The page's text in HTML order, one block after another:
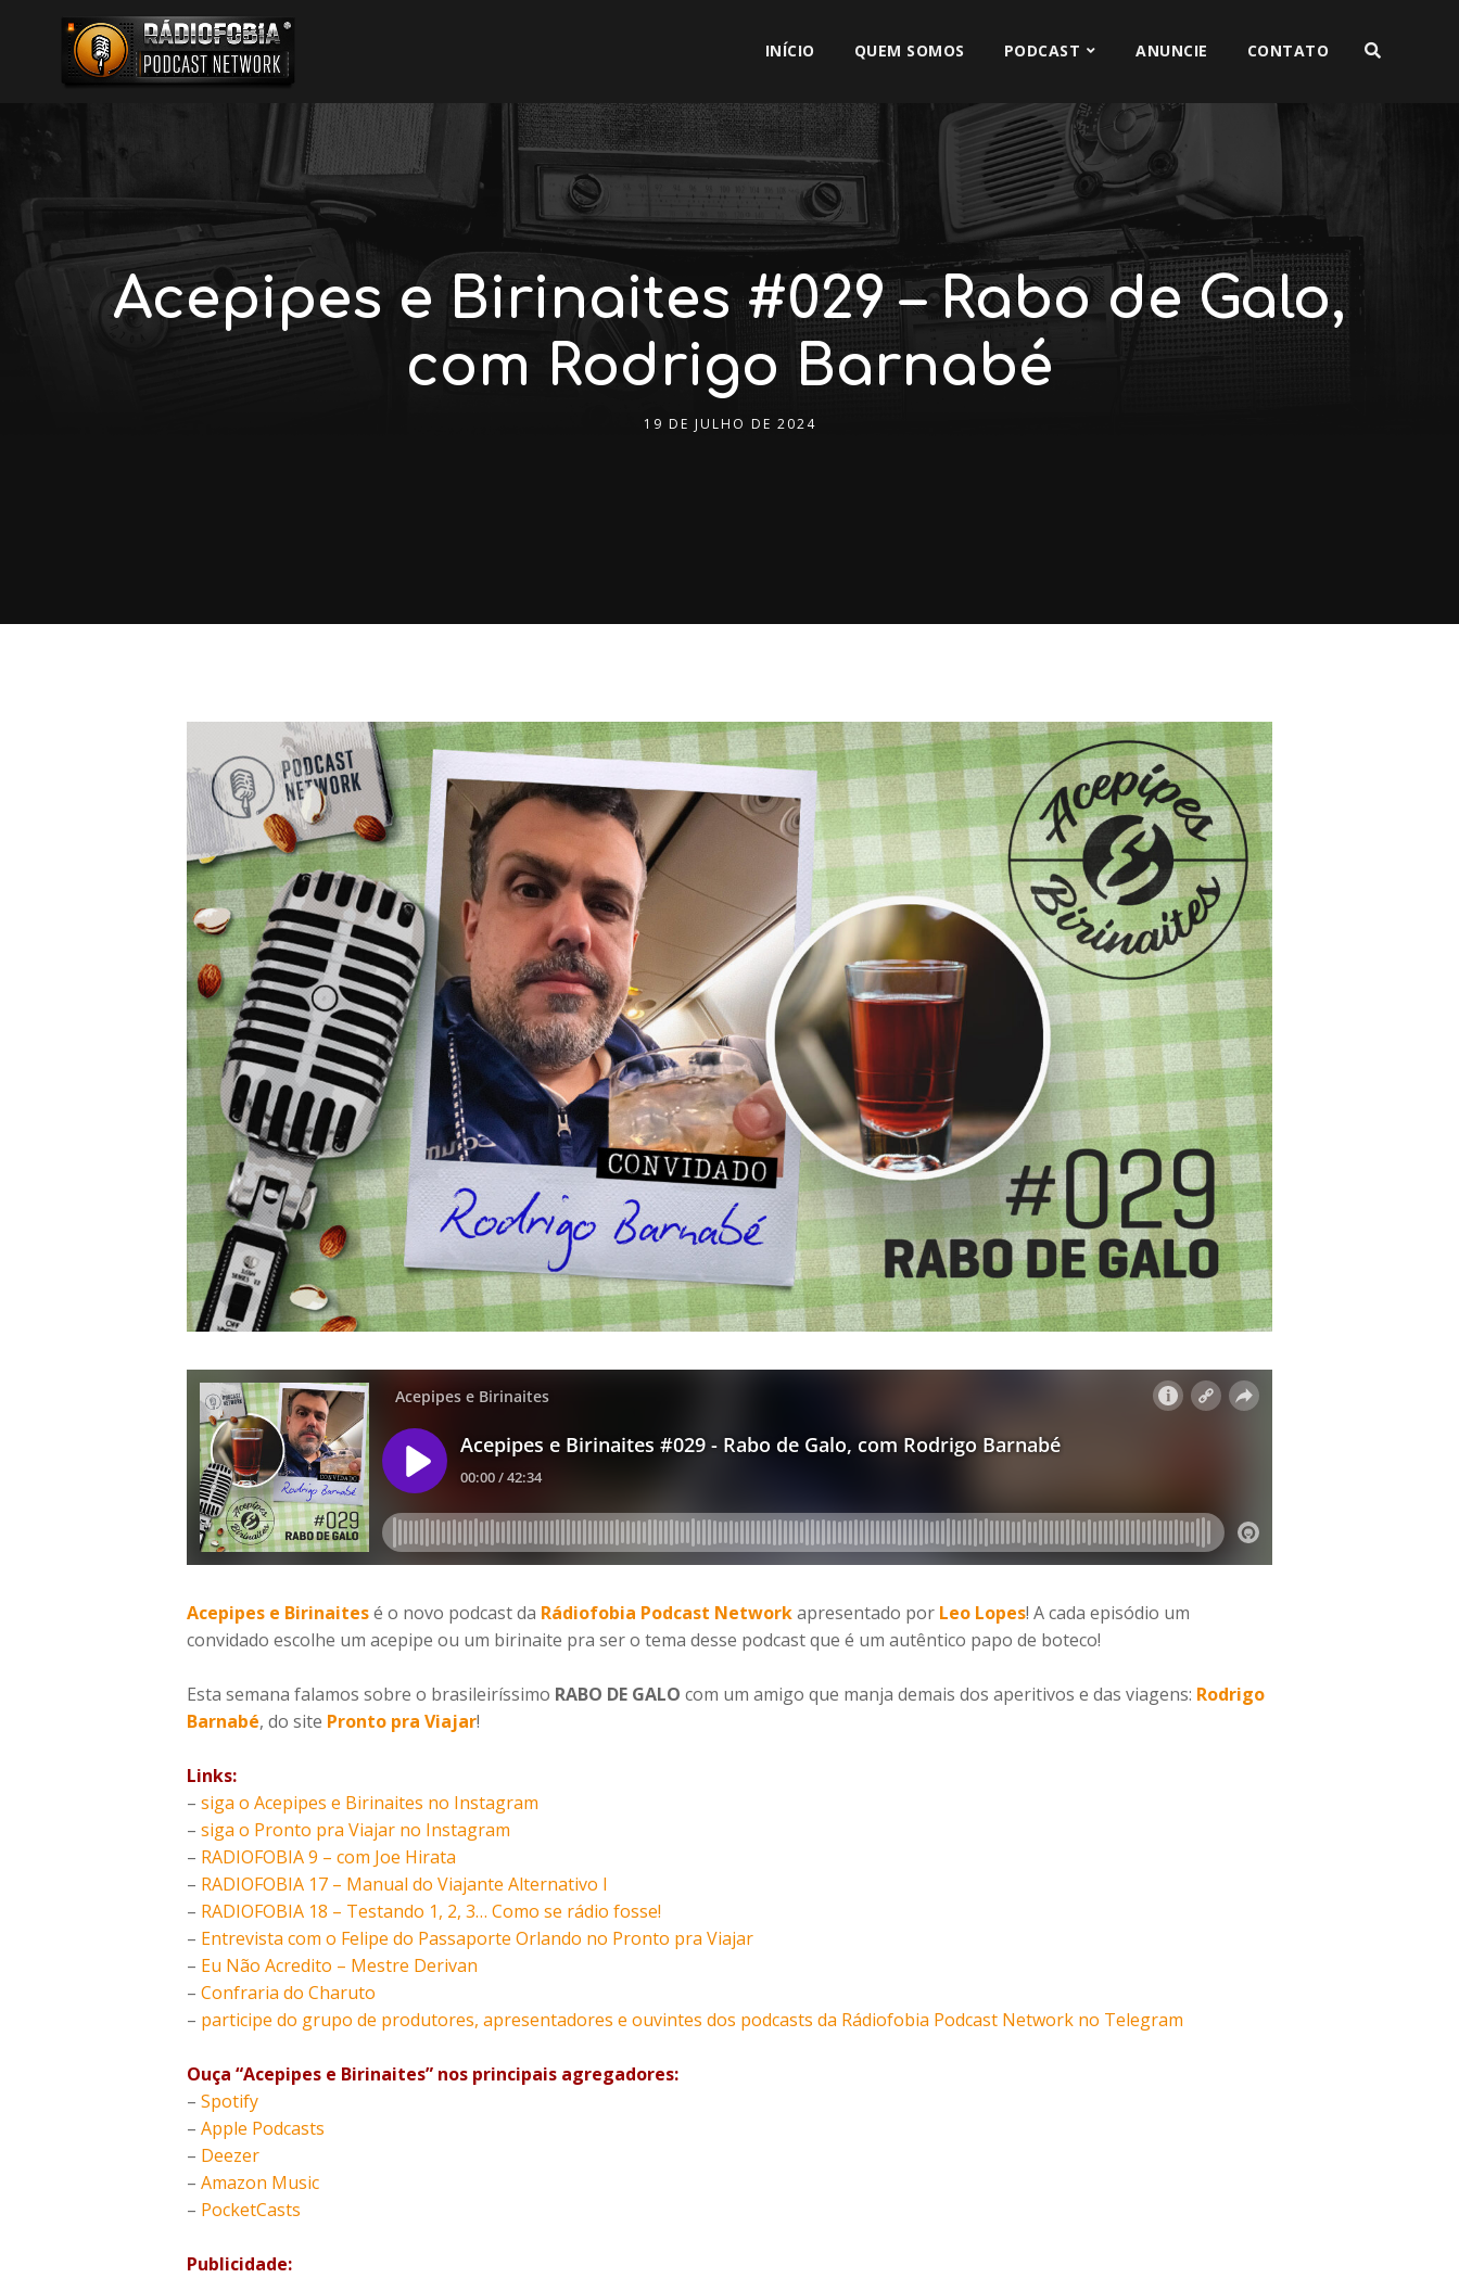
INÍCIO QUEM SOMOS PODCAST ANUNCIE CONTATO
Acepipes e Birinaites #029 – Rabo de Galo,
com Rodrigo Barnabé
19 DE JULHO DE 2024
Acepipes e Birinaitesé o novo podcast da Rádiofobia Podcast Networkapresentado por Leo Lopes! A cada episódio um
convidado escolhe um acepipe ou um birinaite pra ser o tema desse podcast que é um autêntico papo de boteco!
Esta semana falamos sobre o brasileiríssimo RABO DE GALO com um amigo que manja demais dos aperitivos e das viagens: Rodrigo
Barnabé, do site Pronto pra Viajar!
Links:
– siga o Acepipes e Birinaites no Instagram
– siga o Pronto pra Viajar no Instagram
– RADIOFOBIA 9 – com Joe Hirata
– RADIOFOBIA 17 – Manual do Viajante Alternativo I
– RADIOFOBIA 18 – Testando 1, 2, 3… Como se rádio fosse!
– Entrevista com o Felipe do Passaporte Orlando no Pronto pra Viajar
– Eu Não Acredito – Mestre Derivan
– Confraria do Charuto
– participe do grupo de produtores, apresentadores e ouvintes dos podcasts da Rádiofobia Podcast Network no Telegram
Ouça “Acepipes e Birinaites” nos principais agregadores:
– Spotify
– Apple Podcasts
– Deezer
– Amazon Music
– PocketCasts
Publicidade: